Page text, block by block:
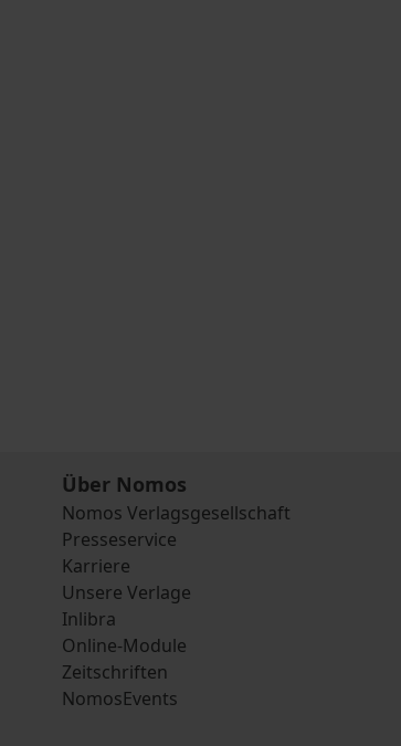
Über Nomos
Nomos Verlagsgesellschaft
Presseservice
Karriere
Unsere Verlage
Inlibra
Online-Module
Zeitschriften
NomosEvents